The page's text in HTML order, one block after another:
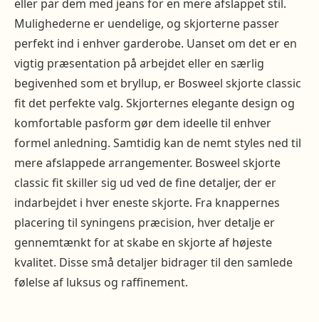
eller par dem med jeans for en mere afslappet stil.
Mulighederne er uendelige, og skjorterne passer
perfekt ind i enhver garderobe. Uanset om det er en
vigtig præsentation på arbejdet eller en særlig
begivenhed som et bryllup, er Bosweel skjorte classic
fit det perfekte valg. Skjorternes elegante design og
komfortable pasform gør dem ideelle til enhver
formel anledning. Samtidig kan de nemt styles ned til
mere afslappede arrangementer. Bosweel skjorte
classic fit skiller sig ud ved de fine detaljer, der er
indarbejdet i hver eneste skjorte. Fra knappernes
placering til syningens præcision, hver detalje er
gennemtænkt for at skabe en skjorte af højeste
kvalitet. Disse små detaljer bidrager til den samlede
følelse af luksus og raffinement.